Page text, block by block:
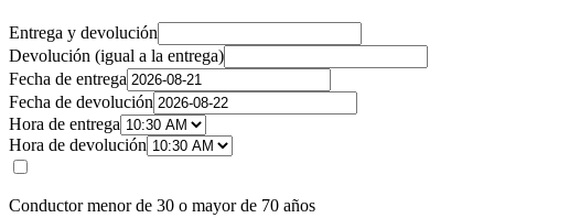
Entrega y devolución
Devolución (igual a la entrega)
Fecha de entrega
Fecha de devolución
Hora de entrega
Hora de devolución
Conductor menor de 30 o mayor de 70 años